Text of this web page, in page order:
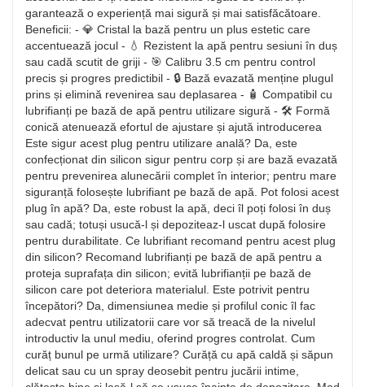
garantează o experiență mai sigură și mai satisfăcătoare.
Beneficii: - 💎 Cristal la bază pentru un plus estetic care
accentuează jocul - 💧 Rezistent la apă pentru sesiuni în duș
sau cadă scutit de griji - 🎯 Calibru 3.5 cm pentru control
precis și progres predictibil - 🔒 Bază evazată menține plugul
prins și elimină revenirea sau deplasarea - 🧴 Compatibil cu
lubrifianți pe bază de apă pentru utilizare sigură - 🛠️ Formă
conică atenuează efortul de ajustare și ajută introducerea
Este sigur acest plug pentru utilizare anală? Da, este
confecționat din silicon sigur pentru corp și are bază evazată
pentru prevenirea alunecării complet în interior; pentru mare
siguranță folosește lubrifiant pe bază de apă. Pot folosi acest
plug în apă? Da, este robust la apă, deci îl poți folosi în duș
sau cadă; totuși usucă-l și depoziteaz-l uscat după folosire
pentru durabilitate. Ce lubrifiant recomand pentru acest plug
din silicon? Recomand lubrifianți pe bază de apă pentru a
proteja suprafața din silicon; evită lubrifianții pe bază de
silicon care pot deteriora materialul. Este potrivit pentru
începători? Da, dimensiunea medie și profilul conic îl fac
adecvat pentru utilizatorii care vor să treacă de la nivelul
introductiv la unul mediu, oferind progres controlat. Cum
curăț bunul pe urmă utilizare? Curăță cu apă caldă și săpun
delicat sau cu un spray deosebit pentru jucării intime,